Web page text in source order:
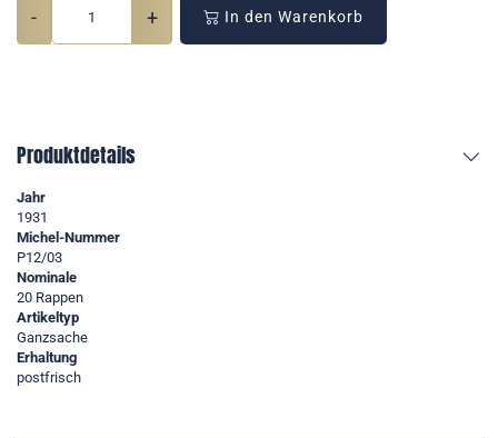
- + In den Warenkorb
Produktdetails
Jahr
1931
Michel-Nummer
P12/03
Nominale
20 Rappen
Artikeltyp
Ganzsache
Erhaltung
postfrisch